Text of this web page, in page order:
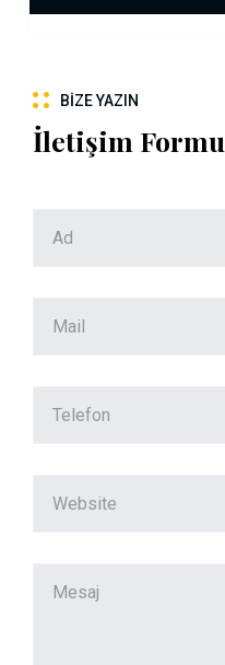
BIZE YAZIN
İletişim Formu